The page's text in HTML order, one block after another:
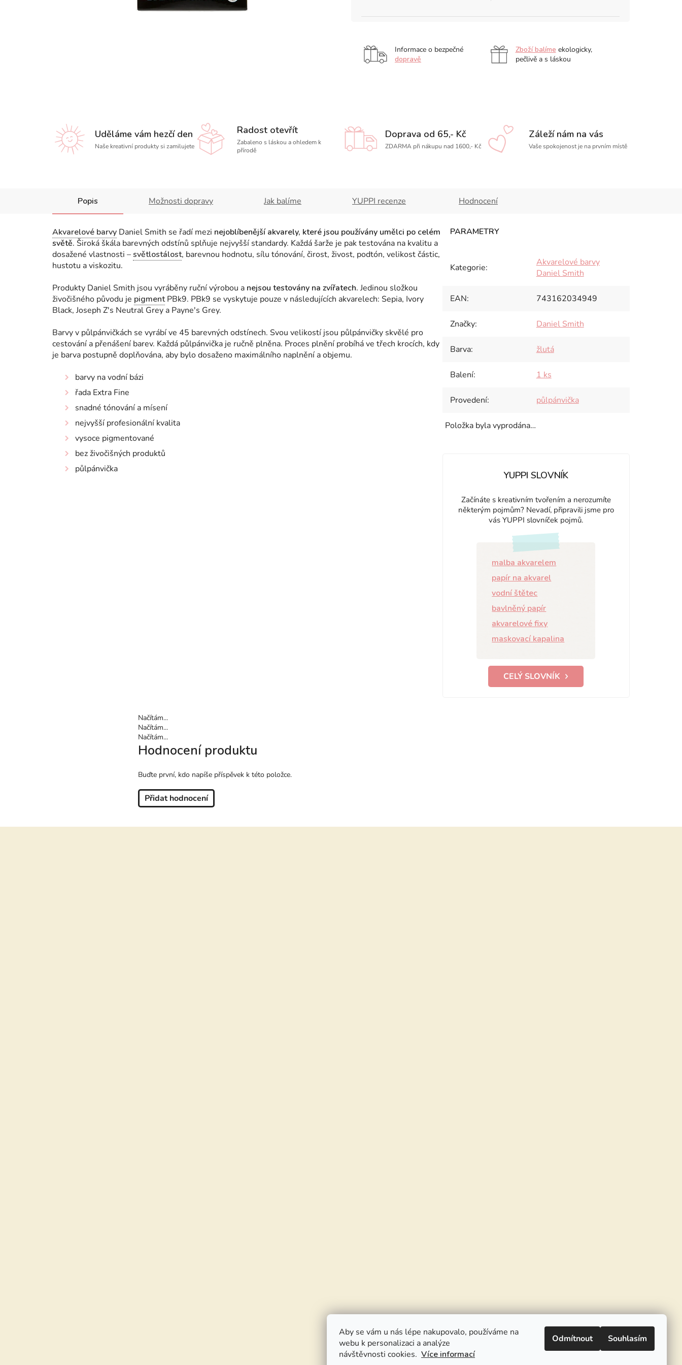
Aby se vám u nás lépe nakupovalo, používáme na
webu k personalizaci a analýze
návštěvnosti cookies. Více informací
Odmítnout Souhlasím
Informace o bezpečné
dopravě
Zboží balíme ekologicky,
pečlivě a s láskou
Uděláme vám hezčí den
Naše kreativní produkty si zamilujete
Radost otevřít
Zabaleno s láskou a ohledem k
přírodě
Doprava od 65,- Kč
ZDARMA při nákupu nad 1600,- Kč
Záleží nám na vás
Vaše spokojenost je na prvním místě
Popis Možnosti dopravy Jak balíme YUPPI recenze Hodnocení
Akvarelové barvy Daniel Smith se řadí mezi nejoblíbenější akvarely, které jsou používány umělci po celém
světě. Široká škála barevných odstínů splňuje nejvyšší standardy. Každá šarže je pak testována na kvalitu a
dosažené vlastnosti –světlostálost, barevnou hodnotu, sílu tónování, čirost, živost, podtón, velikost částic,
hustotu a viskozitu.
Produkty Daniel Smith jsou vyráběny ruční výrobou a nejsou testovány na zvířatech. Jedinou složkou
živočišného původu je pigmentPBk9. PBk9 se vyskytuje pouze v následujících akvarelech: Sepia, Ivory
Black, Joseph Z's Neutral Grey a Payne's Grey.
Barvy v půlpánvičkách se vyrábí ve 45 barevných odstínech. Svou velikostí jsou půlpánvičky skvělé pro
cestování a přenášení barev. Každá půlpánvička je ručně plněna. Proces plnění probíhá ve třech krocích, kdy
je barva postupně doplňována, aby bylo dosaženo maximálního naplnění a objemu.
barvy na vodní bázi
řada Extra Fine
snadné tónování a mísení
nejvyšší profesionální kvalita
vysoce pigmentované
bez živočišných produktů
půlpánvička
Kategorie:
Akvarelové barvy
Daniel Smith
EAN: 743162034949
Značky: Daniel Smith
Barva: žlutá
Balení: 1 ks
Provedení: půlpánvička
Položka byla vyprodána…
YUPPI SLOVNÍK
Začínáte s kreativním tvořením a nerozumíte
některým pojmům? Nevadí, připravili jsme pro
vás YUPPI slovníček pojmů.
malba akvarelem
papír na akvarel
vodní štětec
bavlněný papír
akvarelové fixy
maskovací kapalina
CELÝ SLOVNÍK
Načítám...
Načítám...
Načítám...
Hodnocení produktu
Buďte první, kdo napíše příspěvek k této položce.
Přidat hodnocení